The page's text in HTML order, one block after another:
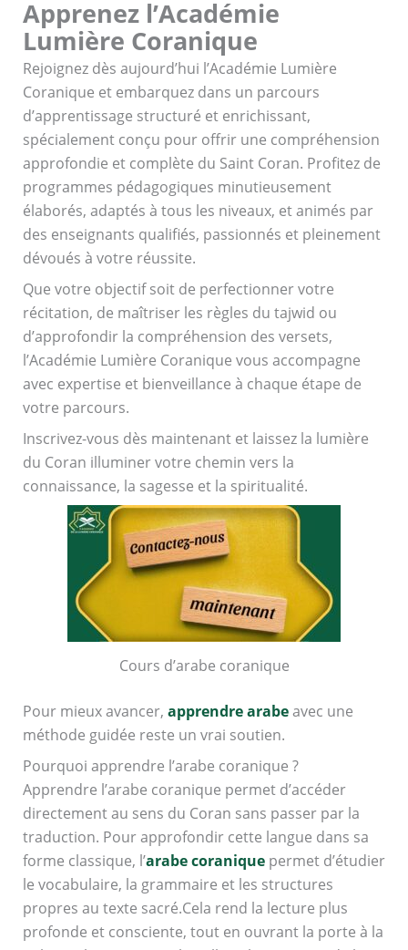
Apprenez l’Académie
Lumière Coranique
Rejoignez dès aujourd’hui l’Académie Lumière
Coranique et embarquez dans un parcours
d’apprentissage structuré et enrichissant,
spécialement conçu pour offrir une compréhension
approfondie et complète du Saint Coran. Profitez de
programmes pédagogiques minutieusement
élaborés, adaptés à tous les niveaux, et animés par
des enseignants qualifiés, passionnés et pleinement
dévoués à votre réussite.
Que votre objectif soit de perfectionner votre
récitation, de maîtriser les règles du tajwid ou
d’approfondir la compréhension des versets,
l’Académie Lumière Coranique vous accompagne
avec expertise et bienveillance à chaque étape de
votre parcours.
Inscrivez-vous dès maintenant et laissez la lumière
du Coran illuminer votre chemin vers la
connaissance, la sagesse et la spiritualité.
Cours d’arabe coranique
Pour mieux avancer, apprendre arabeavec une
méthode guidée reste un vrai soutien.
Pourquoi apprendre l’arabe coranique ?
Apprendre l’arabe coranique permet d’accéder
directement au sens du Coran sans passer par la
traduction. Pour approfondir cette langue dans sa
forme classique, l’arabe coranique permet d’étudier
le vocabulaire, la grammaire et les structures
propres au texte sacré.Cela rend la lecture plus
profonde et consciente, tout en ouvrant la porte à la